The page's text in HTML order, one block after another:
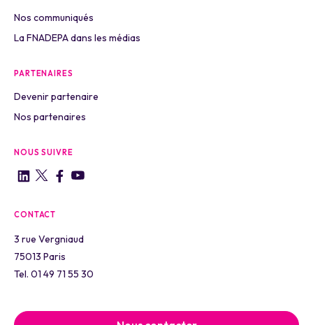
Nos communiqués
La FNADEPA dans les médias
PARTENAIRES
Devenir partenaire
Nos partenaires
NOUS SUIVRE
CONTACT
3 rue Vergniaud
75013 Paris
Tel. 01 49 71 55 30